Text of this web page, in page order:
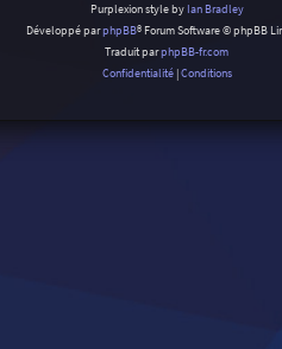
Purplexion style by Ian Bradley
Développé parphpBB® Forum Software © phpBB
Traduit parphpBB-fr.com
Confidentialité|Conditions